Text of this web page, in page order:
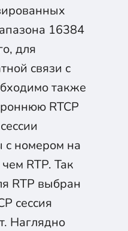
16384
для
связи с
также
RTCP
с номером на
RTP. Так
RTP выбран
сессия
Наглядно